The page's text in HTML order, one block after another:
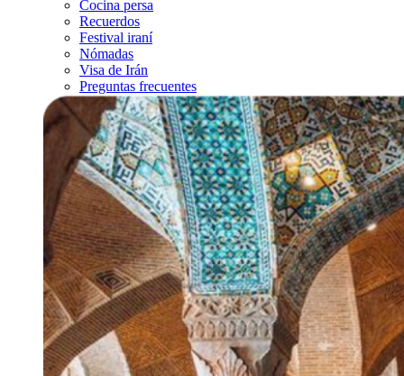
Cocina persa
Recuerdos
Festival iraní
Nómadas
Visa de Irán
Preguntas frecuentes